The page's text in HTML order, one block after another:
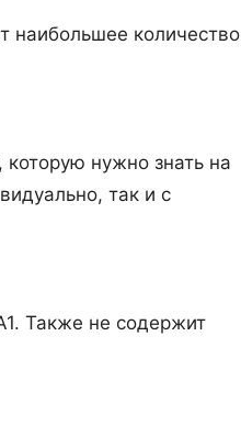
наибольшее количество
которую нужно знать на
так и с
Также не содержит